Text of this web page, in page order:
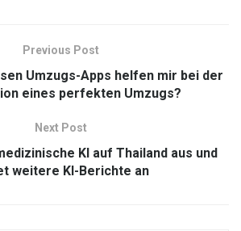
Previous Post
Umzugs-Apps helfen mir bei der
eines perfekten Umzugs?
Next Post
KI auf Thailand aus und
weitere KI-Berichte an